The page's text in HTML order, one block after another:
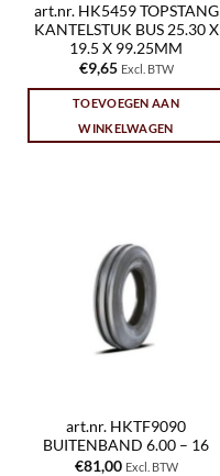
art.nr. HK5459 TOPSTANG
KANTELSTUK BUS 25.30 X
19.5 X 99.25MM
€9,65 Excl. BTW
TOEVOEGEN AAN
WINKELWAGEN
art.nr. HKTF9090
BUITENBAND 6.00 – 16
€81,00 Excl. BTW